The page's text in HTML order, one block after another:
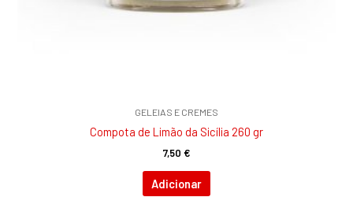
GELEIAS E CREMES
Compota de Limão da Sicília 260 gr
7,50 €
Adicionar